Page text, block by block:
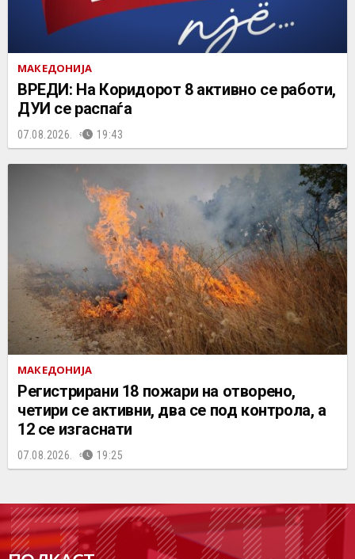
МАКЕДОНИЈА
ВРЕДИ: На Коридорот 8 активно се работи,
ДУИ се распаѓа
07.08.2026. 19:43
МАКЕДОНИЈА
Регистрирани 18 пожари на отворено,
четири се активни, два се под контрола, а
12 се изгаснати
07.08.2026. 19:25